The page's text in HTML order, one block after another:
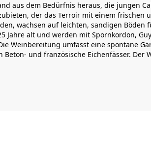
aus dem Bedürfnis heraus, die jungen
der das Terroir mit einem
wachsen auf leichten, sandigen Böden
alt und werden mit Spornkordon,
Weinbereitung umfasst eine spontane
und französische Eichenfässer. Der